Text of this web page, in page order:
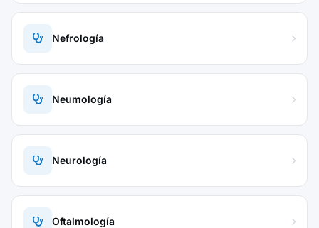
Nefrología
Neumología
Neurología
Oftalmología